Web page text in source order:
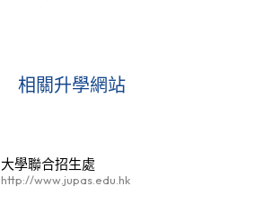
相關升學網站
大學聯合招生處
http://www.jupas.edu.hk